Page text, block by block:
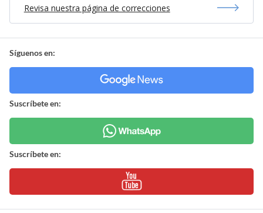
Revisa nuestra página de correcciones
Síguenos en:
Suscríbete en:
Suscríbete en: